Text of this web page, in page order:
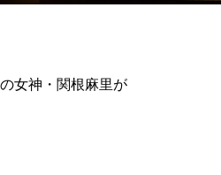
女神・関根麻里が